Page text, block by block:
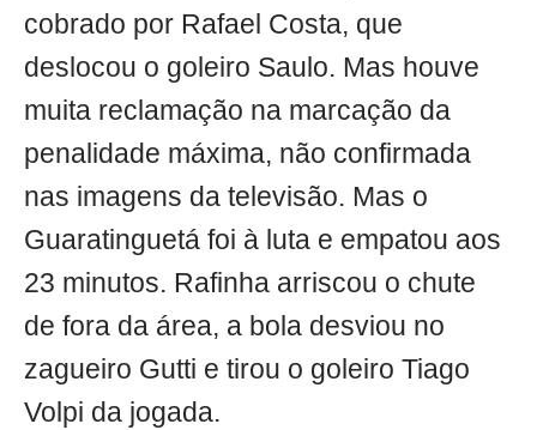
cobrado por Rafael Costa, que
deslocou o goleiro Saulo. Mas houve
muita reclamação na marcação da
penalidade máxima, não confirmada
nas imagens da televisão. Mas o
Guaratinguetá foi à luta e empatou aos
23 minutos. Rafinha arriscou o chute
de fora da área, a bola desviou no
zagueiro Gutti e tirou o goleiro Tiago
Volpi da jogada.